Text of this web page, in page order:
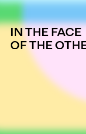
IN THE FACE
OF THE